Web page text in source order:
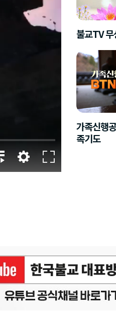
정
불교TV
가족신행
족기도